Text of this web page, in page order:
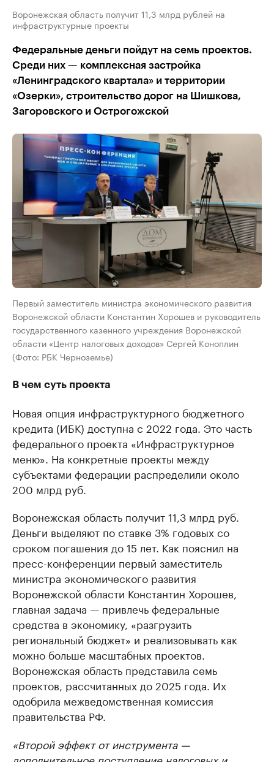
Воронежская область получит 11,3 млрд рублей на
инфраструктурные проекты
Федеральные деньги пойдут на семь проектов.
Среди них — комплексная застройка
«Ленинградского квартала» и территории
«Озерки», строительство дорог на Шишкова,
Загоровского и Острогожской
Первый заместитель министра экономического развития
Воронежской области Константин Хорошев и руководитель
государственного казенного учреждения Воронежской
области «Центр налоговых доходов» Сергей Коноплин
(Фото: РБК Черноземье)
В чем суть проекта
Новая опция инфраструктурного бюджетного
кредита (ИБК) доступна с 2022 года. Это часть
федерального проекта «Инфраструктурное
меню». На конкретные проекты между
субъектами федерации распределили около
200 млрд руб.
Воронежская область получит 11,3 млрд руб.
Деньги выделяют по ставке 3% годовых со
сроком погашения до 15 лет. Как пояснил на
пресс-конференции первый заместитель
министра экономического развития
Воронежской области Константин Хорошев,
главная задача — привлечь федеральные
средства в экономику, «разгрузить
региональный бюджет» и реализовывать как
можно больше масштабных проектов.
Воронежская область представила семь
проектов, рассчитанных до 2025 года. Их
одобрила межведомственная комиссия
правительства РФ.
«Второй эффект от инструмента —